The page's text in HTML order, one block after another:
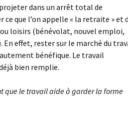
projeter dans un arrêt total de
que l’on appelle « la retraite » et
loisirs (bénévolat, nouvel emploi,
effet, rester sur le marché du
bénéfique. Le travail
bien remplie.
que le travail aide à garder la forme